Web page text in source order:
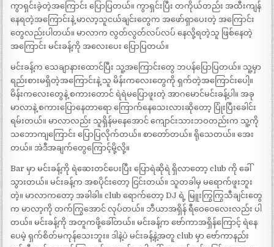
ကွာရှင်းခဲ့တဲ့အကြောင်း ပြောပြတယ်။ ကွာရှင်းပြီး တကိုယ်တည်း အထီးကျန်
နေရတဲ့အကြောင်းနဲ့ မာလာ့သူငယ်ချင်းတွေက အဖော်ရှာပေးတဲ့ အကြောင်း
တွေလည်းပါတယ်။ မာလာက လွတ်လွတ်လပ်လပ် နေလို့ရတဲ့သူ ဖြစ်နေတဲ့
အကြောင်း မင်းခန့်ကို အလေးပေး ပြောပြတယ်။
မင်းခန့်က သေချာနားထောင်ပြီး သူ့အကြောင်းတွေ ဘပန်ပြောပြတယ်။ သူ့မှာ
ရည်းစားမရှိတဲ့အကြောင်းနဲ့ သူ မိန်းကလေးတွေကို ရှက်တဲ့အကြောင်းပေါ့။
မိန်းကလေးတွေနဲ့ စကားတောင် ရဲရဲမပြောဖူးတဲ့ အာဂမောင်မင်းခန့်ပါ။ အခု
မာလာနဲ့ စကားပြောနေတာရော ကြောက်နေသေးလားဆိုတော့ ပြုံးပြီးခေါင်း
ရမ်းတယ်။ မာလာလည်း သူရှိန်မနေအောင် ကျောင်းသားဘဝတည်းက သူ့ကို
သဘောကျကြောင်း ပြောပြလိုက်တယ်။ စာတော်တယ်။ ရိုသေတယ်။ အေး
တယ်။ အဲဒီအချက်တွေကြောင့်မို့လို့။
Bar မှာ မင်းခန့်ကို ရဲဆေးတင်ပေးပြီး ပြောရဲဆိုရဲ ရှိလာတော့ club ကို ခေါ်
သွားတယ်။ မင်းခန့်က အစပိုင်းတော့ ငြင်းတယ်။ သူတခါမှ မရောက်ဖူးဘူး
တဲ့။ မာလာကတော့ အခါခါ။ club ရောက်တော့ DJ ရဲ့ မြူးကြွကြွသီချင်းတွေ
က မာလာ့ကို တက်ကြွအောင် လုပ်တယ်။ ဘီယာအရှိန် ရီဝေဝေလေးလည်း ပါ
တယ်။ မင်းခန့်ကို အတူကဖို့ခေါ်တယ်။ မင်းခန့်က ဗော်ကာအရှိန်ကြောင့် ရဲနေ
ပေမဲ့ ရှက်စိတ်မကုန်သေးဘူး။ ဒါနဲ့ပဲ မင်းခန့်နဲ့အတူ club မှာ ဗော်ကာနည်း